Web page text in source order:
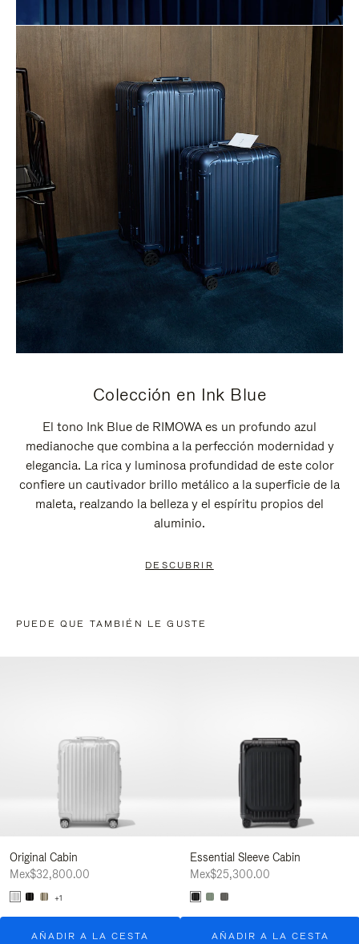
Colección en Ink Blue
El tono Ink Blue de RIMOWA es un profundo azul
medianoche que combina a la perfección modernidad y
elegancia. La rica y luminosa profundidad de este color
confiere un cautivador brillo metálico a la superficie de la
maleta, realzando la belleza y el espíritu propios del
aluminio.
DESCUBRIR
PUEDE QUE TAMBIÉN LE GUSTE
Original Cabin
Mex$32,800.00
+1
AÑADIR A LA CESTA
Essential Sleeve Cabin
Mex$25,300.00
AÑADIR A LA CESTA